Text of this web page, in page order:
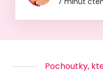
Pochoutky,